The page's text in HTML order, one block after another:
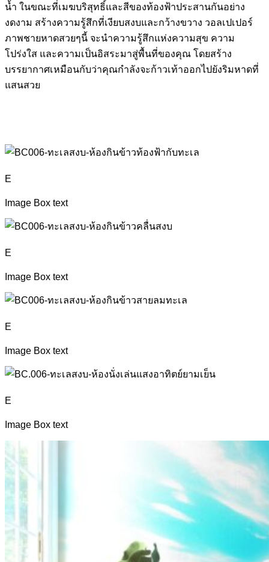
น้ำ ในขณะที่เมฆบริสุทธิ์และสีของท้องฟ้าประสานกันอย่าง
งดงาม สร้างความรู้สึกที่เงียบสงบและกว้างขวาง วอลเปเปอร์
ภาพชายหาดสวยๆนี้ จะนำความรู้สึกแห่งความสุข ความ
โปร่งใส และความเป็นอิสระมาสู่พื้นที่ของคุณ โดยสร้าง
บรรยากาศเหมือนกับว่าคุณกำลังจะก้าวเท้าออกไปยังริมหาดที่
แสนสวย
E
Image Box text
E
Image Box text
E
Image Box text
E
Image Box text